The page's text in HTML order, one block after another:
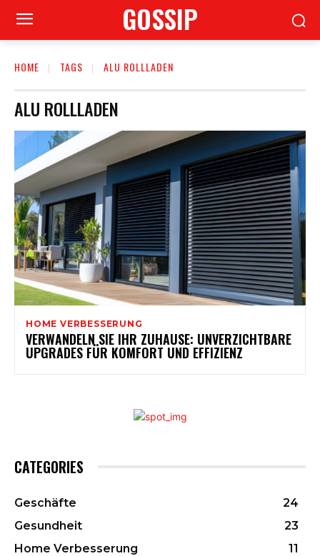
GOSSIP
HOME TAGS ALU ROLLLADEN
ALU ROLLLADEN
HOME VERBESSERUNG
VERWANDELN SIE IHR ZUHAUSE: UNVERZICHTBARE
UPGRADES FÜR KOMFORT UND EFFIZIENZ
CATEGORIES
Geschäfte
24
Gesundheit
23
Home Verbesserung
11